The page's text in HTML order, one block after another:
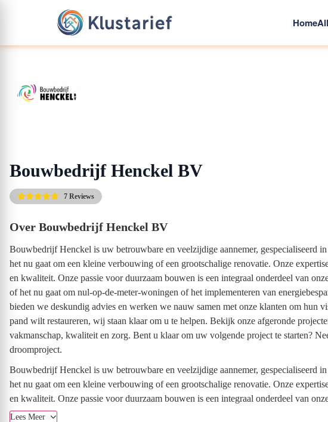
Home
Bouwbedrijf Henckel BV
7 Reviews
Over Bouwbedrijf Henckel BV
Bouwbedrijf Henckel is uw betrouwbare en veelzijdige aannemer, gespecialiseerd
het nu gaat om een kleine verbouwing of een grootschalige renovatie. Onze
en kwaliteit. Onze passie voor duurzaam bouwen is een integraal onderdeel van
of het nu gaat om nul-op-de-meter-woningen of het implementeren van
bieden we deskundig advies en werken we nauw samen met onze klanten om
pand wilt restaureren, wij staan klaar om u te helpen. Bekijk onze afgeronde
vakmanschap, kwaliteit en zorg. Bent u klaar om uw volgende project te starten?
droomproject.
Bouwbedrijf Henckel is uw betrouwbare en veelzijdige aannemer, gespecialiseerd
het nu gaat om een kleine verbouwing of een grootschalige renovatie. Onze
en kwaliteit. Onze passie voor duurzaam bouwen is een integraal onderdeel van
Lees Meer